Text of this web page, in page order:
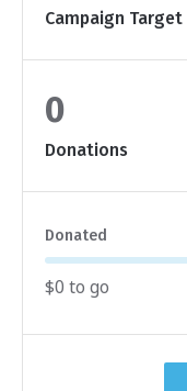
Campaign Target
0
Donations
Donated
$0 to go